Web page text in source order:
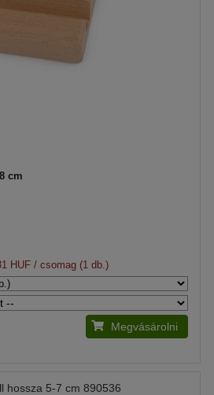
cm
HUF/ csomag (1 db.)
Megvásárolni
hossza 5-7 cm 890536